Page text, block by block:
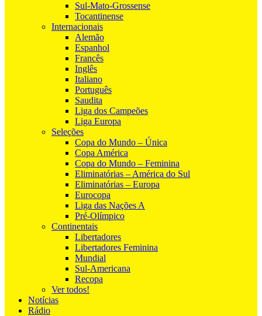
Sul-Mato-Grossense
Tocantinense
Internacionais
Alemão
Espanhol
Francês
Inglês
Italiano
Português
Saudita
Liga dos Campeões
Liga Europa
Seleções
Copa do Mundo – Única
Copa América
Copa do Mundo – Feminina
Eliminatórias – América do Sul
Eliminatórias – Europa
Eurocopa
Liga das Nações A
Pré-Olímpico
Continentais
Libertadores
Libertadores Feminina
Mundial
Sul-Americana
Recopa
Ver todos!
Notícias
Rádio